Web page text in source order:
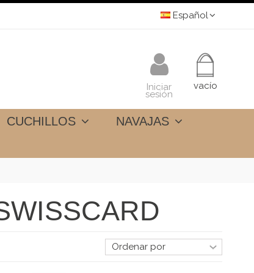
Español
vacío
Iniciar
sesión
CUCHILLOS
NAVAJAS